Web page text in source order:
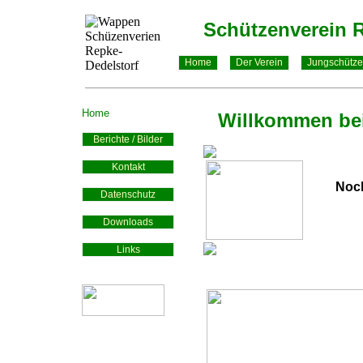
Schützenverein
Home Der Verein
Home
Berichte / Bilder
Kontakt
Datenschutz
Downloads
Links
Willkommen